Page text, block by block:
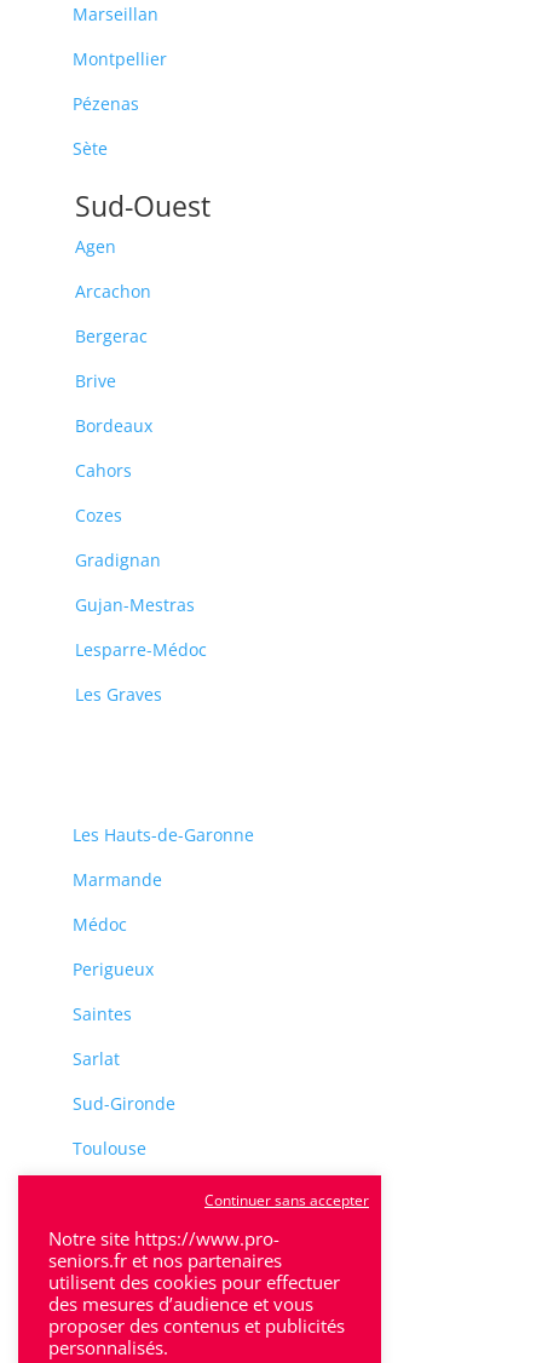
Marseillan
Montpellier
Pézenas
Sète
Sud-Ouest
Agen
Arcachon
Bergerac
Brive
Bordeaux
Cahors
Cozes
Gradignan
Gujan-Mestras
Lesparre-Médoc
Les Graves
Les Hauts-de-Garonne
Marmande
Médoc
Perigueux
Saintes
Sarlat
Sud-Gironde
Toulouse
Villeneuve-Sur-Lot
Notre site https://www.pro-
seniors.fr et nos partenaires
utilisent des cookies pour effectuer
des mesures d’audience et vous
proposer des contenus et publicités
personnalisés.
Continuer sans accepter